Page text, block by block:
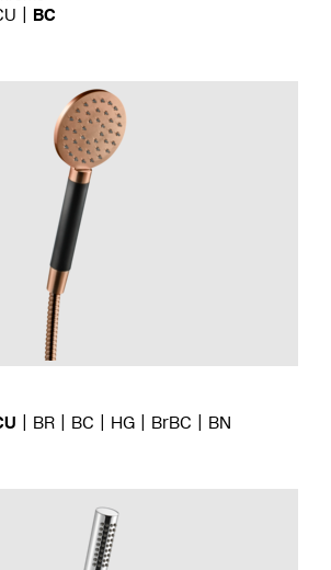
BC
BR BC HG BrBC BN